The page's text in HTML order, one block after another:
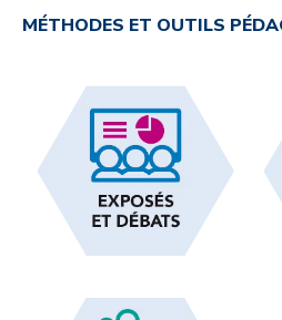
MÉTHODES ET OUTILS